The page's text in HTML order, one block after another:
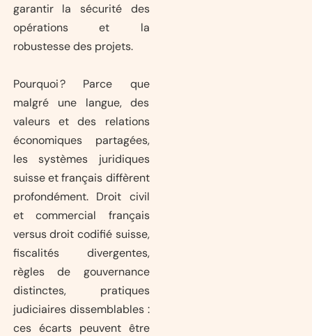
garantir la sécurité des
opérations et la
robustesse des projets.
Pourquoi ? Parce que
malgré une langue, des
valeurs et des relations
économiques partagées,
les systèmes juridiques
suisse et français diffèrent
profondément. Droit civil
et commercial français
versus droit codifié suisse,
fiscalités divergentes,
règles de gouvernance
distinctes, pratiques
judiciaires dissemblables :
ces écarts peuvent être